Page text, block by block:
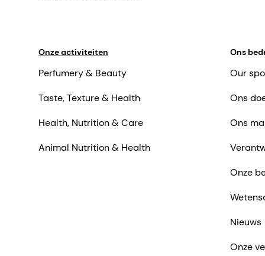
Onze activiteiten
Perfumery & Beauty
Taste, Texture & Health
Health, Nutrition & Care
Animal Nutrition & Health
Ons
Our
Ons
Ons
Onze
Nieuws
Onze